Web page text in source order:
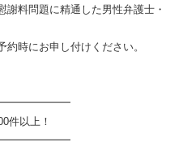
謝料問題に精通した男性弁護士・
時にお申し付けください。
件以上！